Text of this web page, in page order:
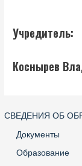
СВЕДЕНИЯ ОБ
Документы
Образование
Учредитель:
Коснырев